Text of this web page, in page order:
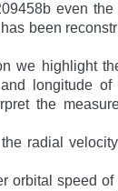
even
been
we highlight
longitude
the
radial
orbital speed